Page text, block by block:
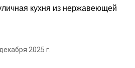
кухня из нержавеющей
2025 г.